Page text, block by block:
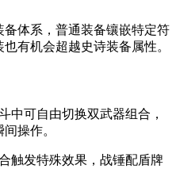
备体系，普通装备镶嵌特定符
有机会超越史诗装备属性。
中可自由切换双武器组合，
操作。
触发特殊效果，战锤配盾牌